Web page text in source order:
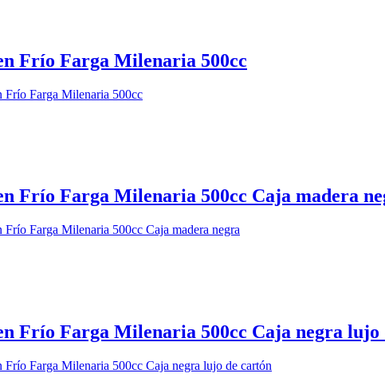
Frío Farga Milenaria 500cc
Frío Farga Milenaria 500cc Caja madera
Frío Farga Milenaria 500cc Caja negra lujo